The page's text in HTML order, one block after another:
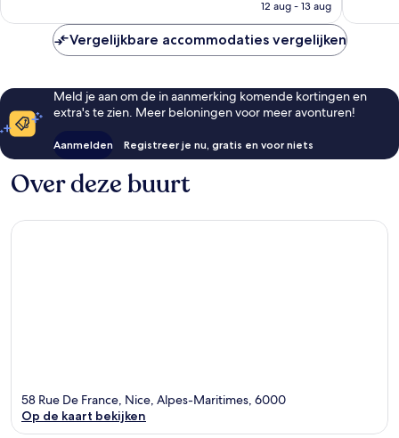
12 aug - 13 aug
Vergelijkbare accommodaties vergelijken
Meld je aan om de in aanmerking komende kortingen en
extra's te zien. Meer beloningen voor meer avonturen!
Aanmelden Registreer je nu, gratis en voor niets
Over deze buurt
58 Rue De France, Nice, Alpes-Maritimes, 6000
Op de kaart bekijken